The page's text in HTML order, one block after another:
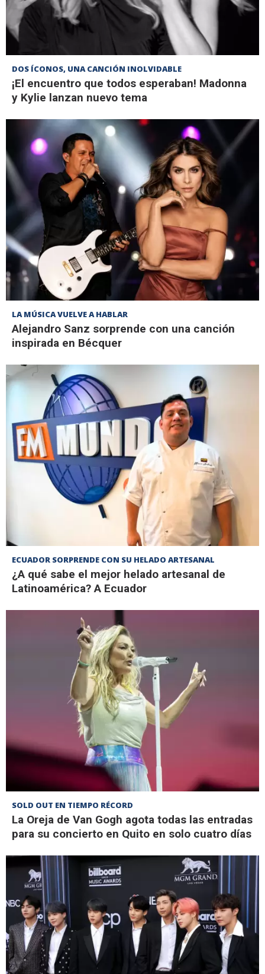
DOS ÍCONOS, UNA CANCIÓN INOLVIDABLE
¡El encuentro que todos esperaban! Madonna
y Kylie lanzan nuevo tema
LA MÚSICA VUELVE A HABLAR
Alejandro Sanz sorprende con una canción
inspirada en Bécquer
ECUADOR SORPRENDE CON SU HELADO ARTESANAL
¿A qué sabe el mejor helado artesanal de
Latinoamérica? A Ecuador
SOLD OUT EN TIEMPO RÉCORD
La Oreja de Van Gogh agota todas las entradas
para su concierto en Quito en solo cuatro días